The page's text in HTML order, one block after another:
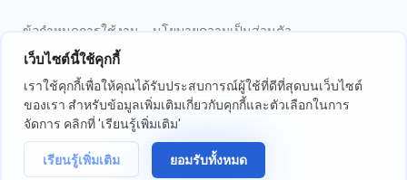
เว็บไซต์นี้ใช้คุกกี้
เราใช้คุกกี้เพื่อให้คุณได้รับประสบการณ์ผู้ใช้ที่ดีที่สุดบนเว็บไซต์
ของเรา สำหรับข้อมูลเพิ่มเติมเกี่ยวกับคุกกี้และตัวเลือกในการ
จัดการ คลิกที่ 'เรียนรู้เพิ่มเติม'
เรียนรู้เพิ่มเติม ยอมรับทั้งหมด
ข้อกำหนดการใช้งาน
นโยบายความเป็นส่วนตัว
การเปิดเผยความเสี่ยง
เว็บไซต์ดำเนินการโดย FXSSI LTD หมายเลขทะเบียน: 13534801 (อังกฤษ) |
เราขอแนะนำให้คุณขอคำแนะนำทางการเงินที่เป็นอิสระและให้แน่ใจว่าคุณ
เข้าใจถึงความเสี่ยงที่เกี่ยวข้องก่อนการซื้อขาย